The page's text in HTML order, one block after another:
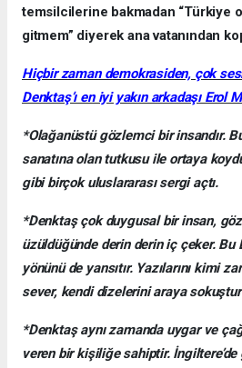
temsilcilerine bakmadan “Türkiye
gitmem” diyerek ana vatanından
Hiçbir zaman demokrasiden, çok
Denktaş’ı en iyi yakın arkadaşı Erol
*Olağanüstü gözlemci bir insandır.
sanatına olan tutkusu ile ortaya
gibi birçok uluslararası sergi açtı.
*Denktaş çok duygusal bir insan,
üzüldüğünde derin derin iç çeker. Bu
yönünü de yansıtır. Yazılarını kimi
sever, kendi dizelerini araya
*Denktaş aynı zamanda uygar ve
veren bir kişiliğe sahiptir.